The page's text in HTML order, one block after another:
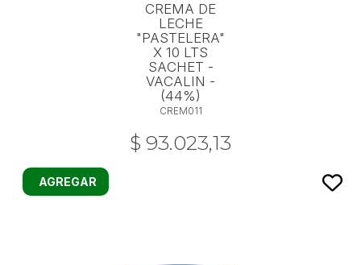
CREMA DE
LECHE
"PASTELERA"
X 10 LTS
SACHET -
VACALIN -
(44%)
CREM011
$ 93.023,13
AGREGAR